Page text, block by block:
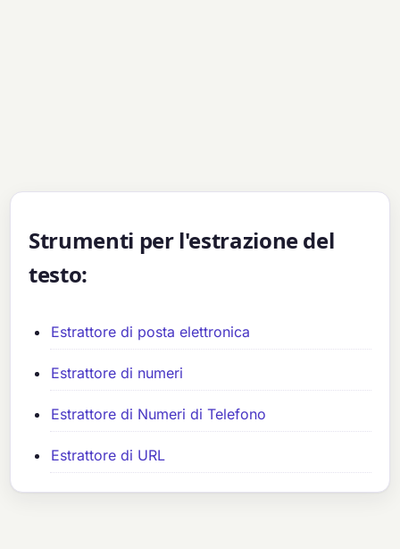
Strumenti per l'estrazione del
testo:
Estrattore di posta elettronica
Estrattore di numeri
Estrattore di Numeri di Telefono
Estrattore di URL